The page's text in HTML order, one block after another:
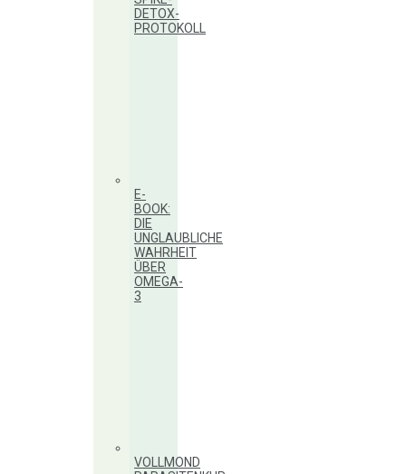
DETOX-
PROTOKOLL
E-
BOOK:
DIE
UNGLAUBLICHE
WAHRHEIT
ÜBER
OMEGA-
3
VOLLMOND